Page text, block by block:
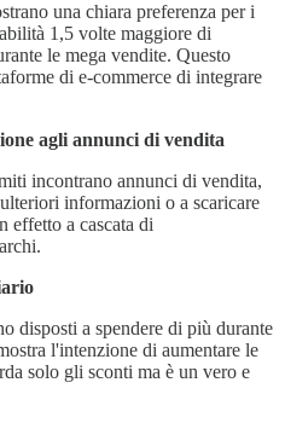
una chiara preferenza per i
1,5 volte maggiore di
le mega vendite. Questo
di e-commerce di integrare
agli annunci di vendita
incontrano annunci di vendita,
informazioni o a scaricare
effetto a cascata di
disposti a spendere di più durante
l'intenzione di aumentare le
solo gli sconti ma è un vero e